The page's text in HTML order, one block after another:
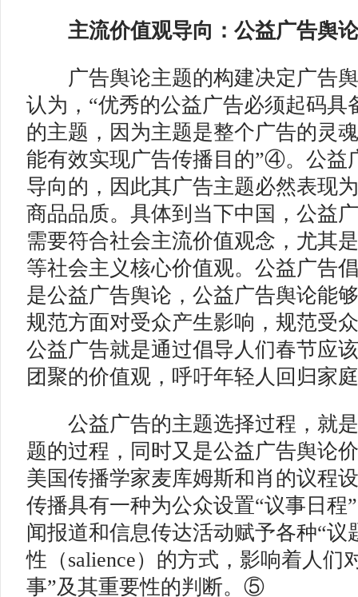
主流价值观导向：公益广告舆
广告舆论主题的构建决定广告舆
认为，“优秀的公益广告必须起码具
的主题，因为主题是整个广告的灵
能有效实现广告传播目的”④。公益
导向的，因此其广告主题必然表现
商品品质。具体到当下中国，公益
需要符合社会主流价值观念，尤其
等社会主义核心价值观。公益广告
是公益广告舆论，公益广告舆论能
规范方面对受众产生影响，规范受
公益广告就是通过倡导人们春节应
团聚的价值观，呼吁年轻人回归家
公益广告的主题选择过程，就是
题的过程，同时又是公益广告舆论
美国传播学家麦库姆斯和肖的议程
传播具有一种为公众设置“议事日程
闻报道和信息传达活动赋予各种“议
性（salience）的方式，影响着人们
事”及其重要性的判断。⑤